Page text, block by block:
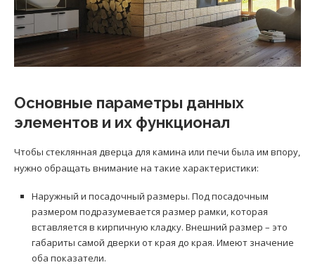
Основные параметры данных
элементов и их функционал
Чтобы стеклянная дверца для камина или печи была им впору,
нужно обращать внимание на такие характеристики:
Наружный и посадочный размеры. Под посадочным
размером подразумевается размер рамки, которая
вставляется в кирпичную кладку. Внешний размер – это
габариты самой дверки от края до края. Имеют значение
оба показатели.